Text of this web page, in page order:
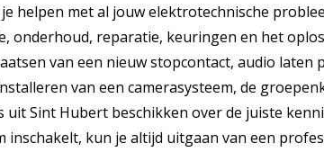
helpen met al jouw elektrotechnische
onderhoud, reparatie, keuringen en het
van een nieuw stopcontact, audio laten
van een camerasysteem, de
Sint Hubert beschikken over de juiste
inschakelt, kun je altijd uitgaan van een